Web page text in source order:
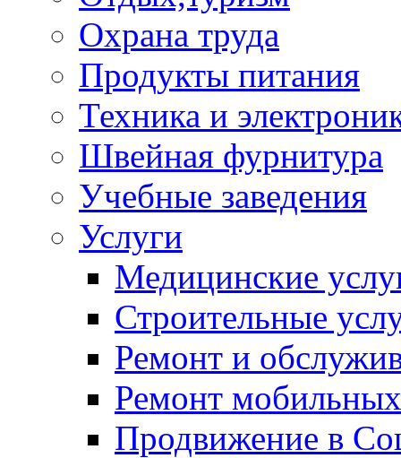
Охрана труда
Продукты питания
Техника и
Швейная фурнитура
Учебные заведения
Услуги
Медицинские
Строительные
Ремонт и
Ремонт
Продвижение в